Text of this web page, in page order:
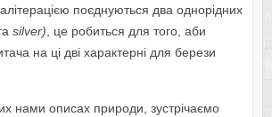
поєднуються два однорідних
silver), це робиться для того, аби
на ці дві характерні для берези
нами описах природи, зустрічаємо